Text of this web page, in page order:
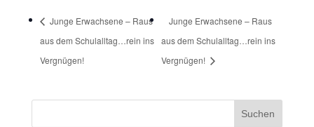
Junge Erwachsene – Raus
aus dem Schulalltag…rein ins
Vergnügen!
Junge Erwachsene – Raus
aus dem Schulalltag…rein ins
Vergnügen!